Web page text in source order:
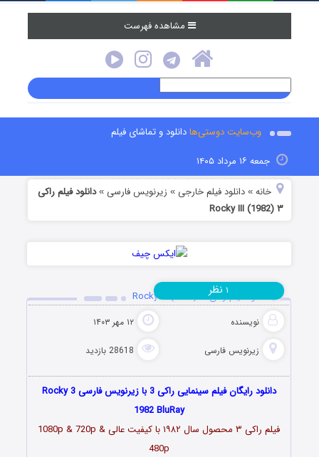
مشاهده فهرست
وب‌سایت دوستی‌هادانلود و تماشای فیلم
جمعه ۱۶ مرداد ۱۴۰۵
خانه »دانلود فیلم خارجی » زیرنویس فارسی »دانلود فیلم راکی
۳ Rocky III (1982)
دانلود فیلم راکی ۳ Rocky III (1982)
نویسنده ۱۲ مهر ۱۴۰۳
زیرنویس فارسی 28618 بازدید
۱ نظر
دانلود رایگان فیلم سینمایی راکی 3 با زیرنویس فارسی Rocky 3
1982 BluRay
فیلم راکی ۳ محصول سال ۱۹۸۲ با کیفیت عالی 1080p & 720p &
480p